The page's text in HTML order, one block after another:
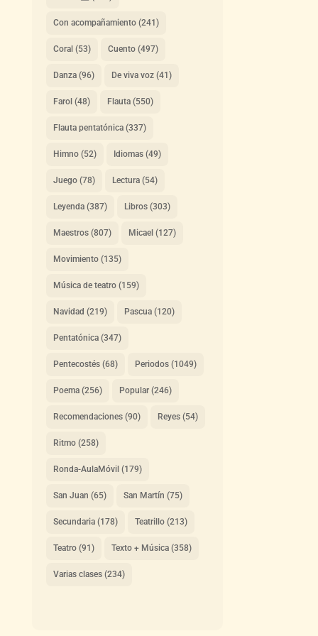
Con acompañamiento(241)
Coral (53) Cuento(497)
Danza(96) De viva voz(41)
Farol (48) Flauta(550)
Flauta pentatónica(337)
Himno(52) Idiomas(49)
Juego(78) Lectura(54)
Leyenda(387) Libros(303)
Maestros(807) Micael (127)
Movimiento(135)
Música de teatro(159)
Navidad (219) Pascua(120)
Pentatónica(347)
Pentecostés(68) Periodos(1049)
Poema(256) Popular(246)
Recomendaciones(90) Reyes(54)
Ritmo(258)
Ronda-AulaMóvil (179)
San Juan (65) San Martín (75)
Secundaria(178) Teatrillo(213)
Teatro(91) Texto + Música(358)
Varias clases(234)